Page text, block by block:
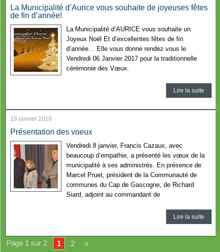
La Municipalité d’Aurice vous souhaite de joyeuses fêtes
de fin d’année!
La Municipalité d’AURICE vous souhaite un
Joyeux Noël Et d’excellentes fêtes de fin
d’année… Elle vous donne rendez vous le
Vendredi 06 Janvier 2017 pour la traditionnelle
cérémonie des Vœux.
Lire la suite
18 janvier 2016
Présentation des voeux
Vendredi 8 janvier, Francis Cazaux, avec
beaucoup d’empathie, a présenté les vœux de la
municipalité à ses administrés. En présence de
Marcel Pruet, président de la Communauté de
communes du Cap de Gascogne, de Richard
Siard, adjoint au commandant de
Lire la suite
Page 1 sur 2 1 2 »